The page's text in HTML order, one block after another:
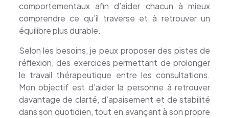
comportementaux afin d’aider chacun à mieux
comprendre ce qu’il traverse et à retrouver un
équilibre plus durable.
Selon les besoins, je peux proposer des pistes de
réflexion, des exercices permettant de prolonger
le travail thérapeutique entre les consultations.
Mon objectif est d’aider la personne à retrouver
davantage de clarté, d’apaisement et de stabilité
dans son quotidien, tout en avançant à son propre